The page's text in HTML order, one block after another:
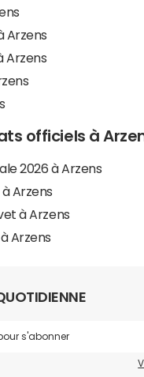
Arzens
Arzens
officiels à
2026 à Arzens
Arzens
à Arzens
Arzens